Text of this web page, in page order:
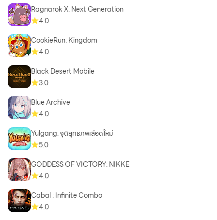
Ragnarok X: Next Generation
4.0
CookieRun: Kingdom
4.0
Black Desert Mobile
3.0
Blue Archive
4.0
Yulgang: จุติยุทธภพเลือดใหม่
5.0
GODDESS OF VICTORY: NIKKE
4.0
Cabal : Infinite Combo
4.0